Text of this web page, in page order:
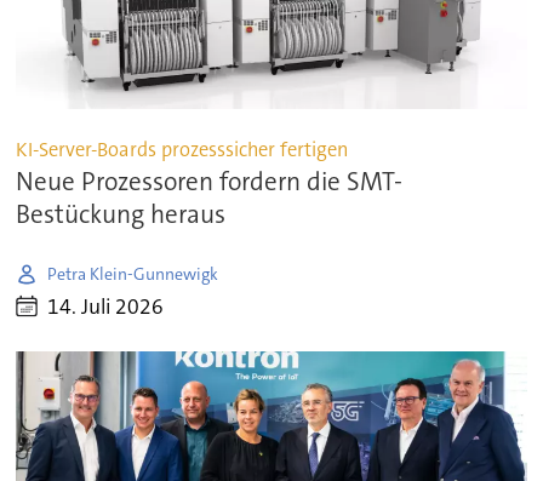
KI-Server-Boards prozesssicher fertigen
Neue Prozessoren fordern die SMT-
Bestückung heraus
Petra Klein-Gunnewigk
14. Juli 2026